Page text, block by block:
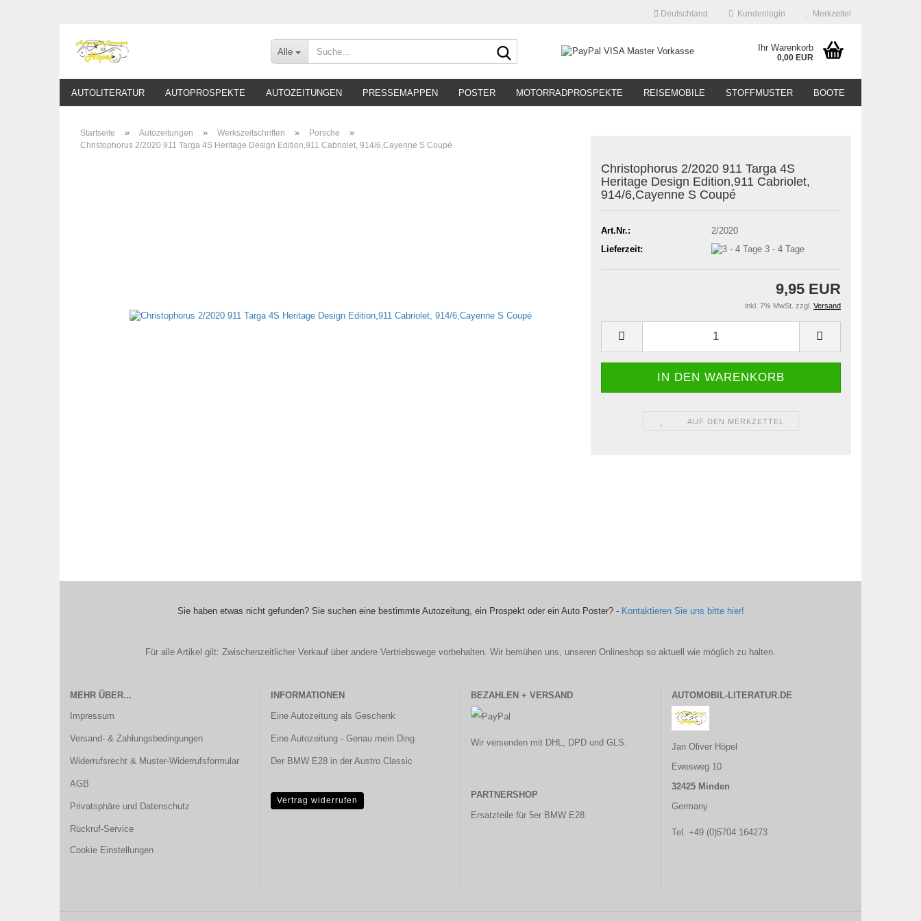
Deutschland Kundenlogin Merkzettel
Alle Ihr Warenkorb
0,00 EUR
AUTOLITERATUR AUTOPROSPEKTE AUTOZEITUNGEN PRESSEMAPPEN POSTER MOTORRADPROSPEKTE REISEMOBILE STOFFMUSTER BOOTE
Startseite » Autozeitungen » Werkszeitschriften » Porsche »
Christophorus 2/2020 911 Targa 4S Heritage Design Edition,911 Cabriolet, 914/6,Cayenne S Coupé
Christophorus 2/2020 911 Targa 4S
Heritage Design Edition,911 Cabriolet,
914/6,Cayenne S Coupé
Art.Nr.:
2/2020
Lieferzeit:
3 - 4 Tage
9,95 EUR
inkl. 7% MwSt. zzgl. Versand
AUF DEN MERKZETTEL
Sie haben etwas nicht gefunden? Sie suchen eine bestimmte Autozeitung, ein Prospekt oder ein Auto Poster? - Kontaktieren Sie uns bitte hier!
Für alle Artikel gilt: Zwischenzeitlicher Verkauf über andere Vertriebswege vorbehalten. Wir bemühen uns, unseren Onlineshop so aktuell wie möglich zu halten.
MEHR ÜBER...
Impressum
Versand- & Zahlungsbedingungen
Widerrufsrecht & Muster-Widerrufsformular
AGB
Privatsphäre und Datenschutz
Rückruf-Service
Cookie Einstellungen
INFORMATIONEN
Eine Autozeitung als Geschenk
Eine Autozeitung - Genau mein Ding
Der BMW E28 in der Austro Classic
Vertrag widerrufen
BEZAHLEN + VERSAND
Wir versenden mit DHL, DPD und GLS.
PARTNERSHOP
Ersatzteile für 5er BMW E28
AUTOMOBIL-LITERATUR.DE
Jan Oliver Höpel
Ewesweg 10
32425 Minden
Germany
Tel. +49 (0)5704 164273